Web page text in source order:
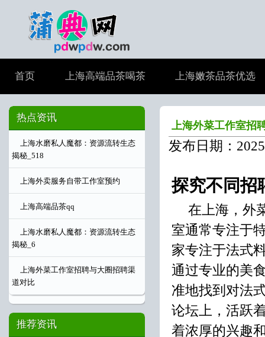
首页 上海高端品茶喝茶 上海嫩茶品茶优选
上海外菜工作室招
发布日期：
探究不同招
在上海，外
室通常专注于
家专注于法式
通过专业的美
准地找到对法
论坛上，活跃
着浓厚的兴趣
热点资讯
上海水磨私人魔都：资源流转生态
揭秘_518
上海外卖服务自带工作室预约
上海高端品茶qq
上海水磨私人魔都：资源流转生态
揭秘_6
上海外菜工作室招聘与大圈招聘渠
道对比
推荐资讯